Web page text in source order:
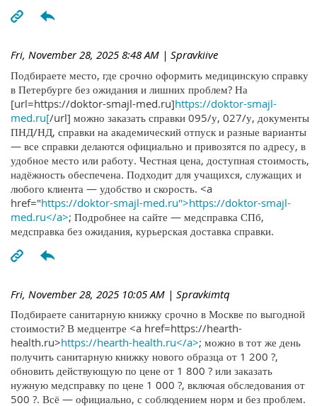
Fri, November 28, 2025 8:48 AM | Spravkiive
Подбираете место, где срочно оформить медицинскую справку
в Петербурге без ожидания и лишних проблем? На
[url=https://doktor-smajl-med.ru]https://doktor-smajl-
med.ru[/url] можно заказать справки 095/у, 027/у, документы
ПНД/НД, справки на академический отпуск и разные варианты
— все справки делаются официально и привозятся по адресу, в
удобное место или работу. Честная цена, доступная стоимость,
надёжность обеспечена. Подходит для учащихся, служащих и
любого клиента — удобство и скорость. <a
href="https://doktor-smajl-med.ru">https://doktor-smajl-
med.ru</a>; Подробнее на сайте — медсправка СПб,
медсправка без ожидания, курьерская доставка справки.
Fri, November 28, 2025 10:05 AM | Spravkimtq
Подбираете санитарную книжку срочно в Москве по выгодной
стоимости? В медцентре <a href=https://hearth-
health.ru>https://hearth-health.ru</a>; можно в тот же день
получить санитарную книжку нового образца от 1 200 ?,
обновить действующую по цене от 1 800 ? или заказать
нужную медсправку по цене 1 000 ?, включая обследования от
500 ?. Всё — официально, с соблюдением норм и без проблем.